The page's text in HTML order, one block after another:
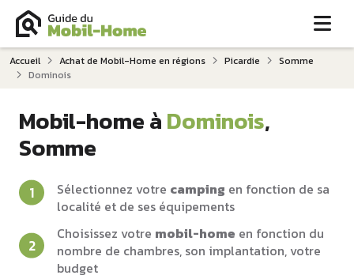
Accueil Achat de Mobil-Home en régions Picardie
Somme
Dominois
Mobil-home àDominois,
Somme
Sélectionnez votre camping en fonction de sa
localité et de ses équipements
Choisissez votre mobil-home en fonction du
nombre de chambres, son implantation, votre
budget